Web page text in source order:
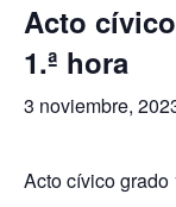
Acto
1.ª hora
3 noviembre,
Acto cívico grado